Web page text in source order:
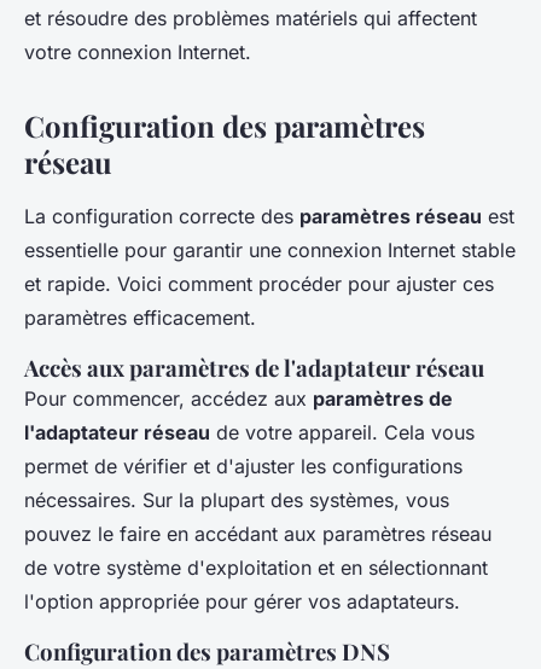
et résoudre des problèmes matériels qui affectent
votre connexion Internet.
Configuration des paramètres
réseau
La configuration correcte des paramètres réseau est
essentielle pour garantir une connexion Internet stable
et rapide. Voici comment procéder pour ajuster ces
paramètres efficacement.
Accès aux paramètres de l'adaptateur réseau
Pour commencer, accédez aux paramètres de
l'adaptateur réseau de votre appareil. Cela vous
permet de vérifier et d'ajuster les configurations
nécessaires. Sur la plupart des systèmes, vous
pouvez le faire en accédant aux paramètres réseau
de votre système d'exploitation et en sélectionnant
l'option appropriée pour gérer vos adaptateurs.
Configuration des paramètres DNS